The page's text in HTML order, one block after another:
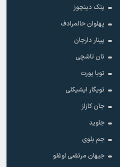
پتک دینچوز
پهلوان حالمرادف
پینار دارجان
تان تاشچی
توبا یورت
تویگار ایشیکلی
جان کازاز
جاوید
جم بلوی
جیهان مرتضی اوغلو